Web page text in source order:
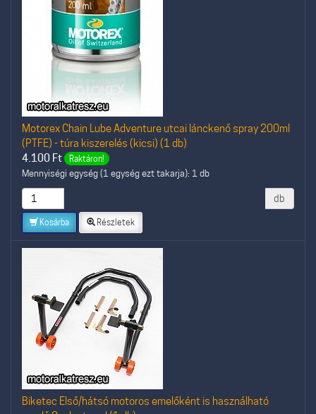
Motorex Chain Lube Adventure utcai lánckenő spray 200ml
(PTFE) - túra kiszerelés (kicsi) (1 db)
4.100 Ft Raktáron!
Mennyiségi egység (1 egység ezt takarja): 1 db
db
Kosárba Részletek
Biketec Első/hátsó motoros emelőként is használható